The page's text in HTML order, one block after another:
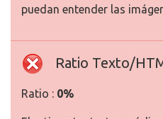
puedan entender las
Ratio Texto/
Ratio : 0%